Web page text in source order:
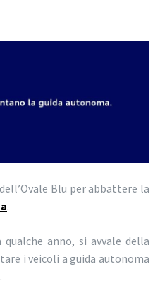
Blu per abbattere la
.
anno, si avvale della
i veicoli a guida autonoma